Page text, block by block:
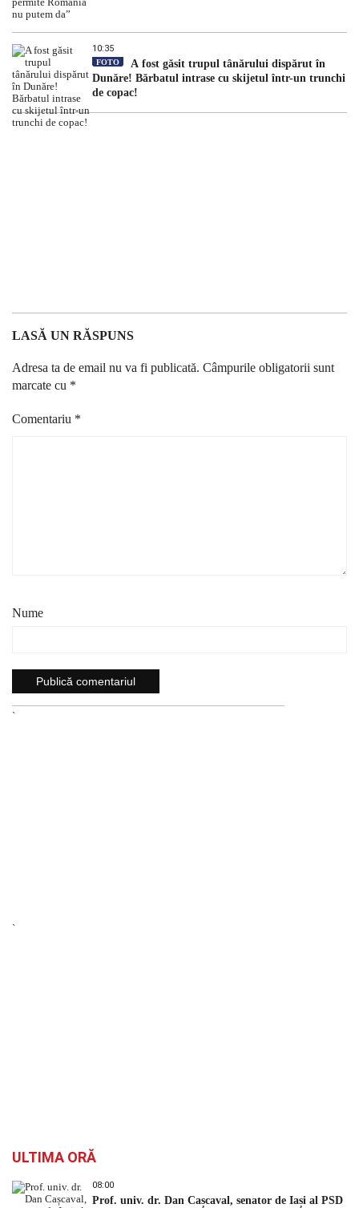
10:35
FOTO
A fost găsit trupul tânărului dispărut în
Dunăre! Bărbatul intrase cu skijetul într-un trunchi
de copac!
LASĂ UN RĂSPUNS
Adresa ta de email nu va fi publicată. Câmpurile obligatorii sunt
marcate cu *
Comentariu *
Nume
`
`
ULTIMA ORĂ
08:00
Prof. univ. dr. Dan Cașcaval, senator de Iași al PSD